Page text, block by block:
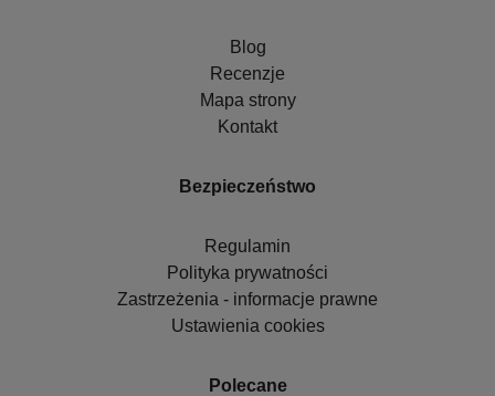
Blog
Recenzje
Mapa strony
Kontakt
Bezpieczeństwo
Regulamin
Polityka prywatności
Zastrzeżenia - informacje prawne
Ustawienia cookies
Polecane